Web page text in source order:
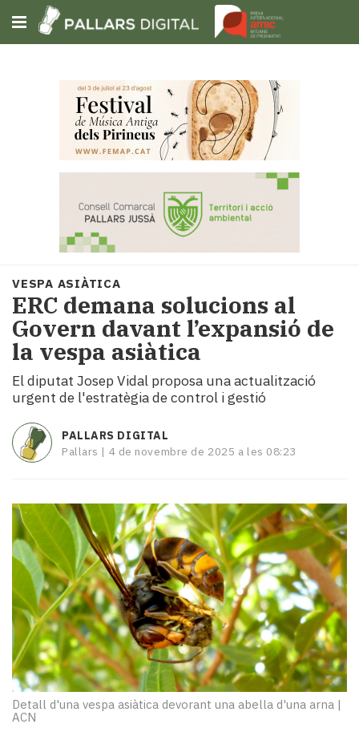
Subscriu-t'hi
Portada
Societat
Política
i
municipis
Economia
turisme
Cultura
Esports
Mai
tant!
i
mitjans
El
temps
Reportatges
Entrevistes
Enquestes
A
escena!
Dis
la
teva!
Subscriptors
VESPA ASIÀTICA
​ERC demana solucions al
Govern davant l’expansió de
la vespa asiàtica
El diputat Josep Vidal proposa una actualització
urgent de l'estratègia de control i gestió
PALLARS DIGITAL
Pallars | 4 de novembre de 2025 a les 08:23
Detall d'una vespa asiàtica devorant una abella d'una arna |
ACN